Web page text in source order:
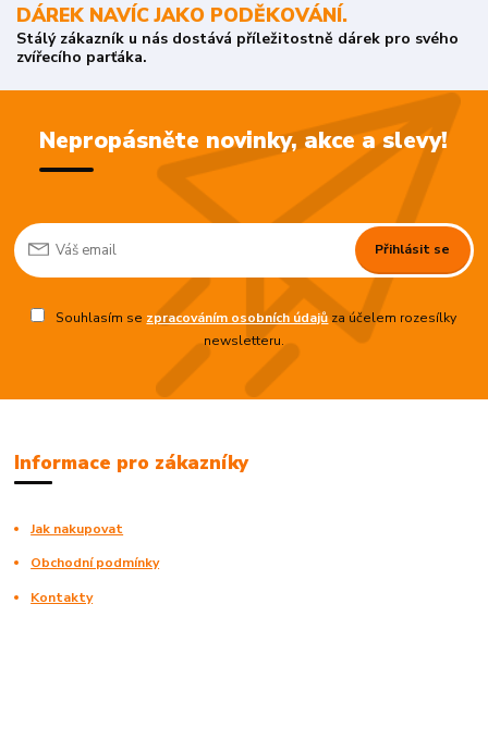
DÁREK NAVÍC JAKO PODĚKOVÁNÍ.
Stálý zákazník u nás dostává příležitostně dárek pro svého
zvířecího parťáka.
Nepropásněte novinky, akce a slevy!
Přihlásit se
Souhlasím se zpracováním osobních údajůza účelem rozesílky
newsletteru.
Informace pro zákazníky
Jak nakupovat
Obchodní podmínky
Kontakty